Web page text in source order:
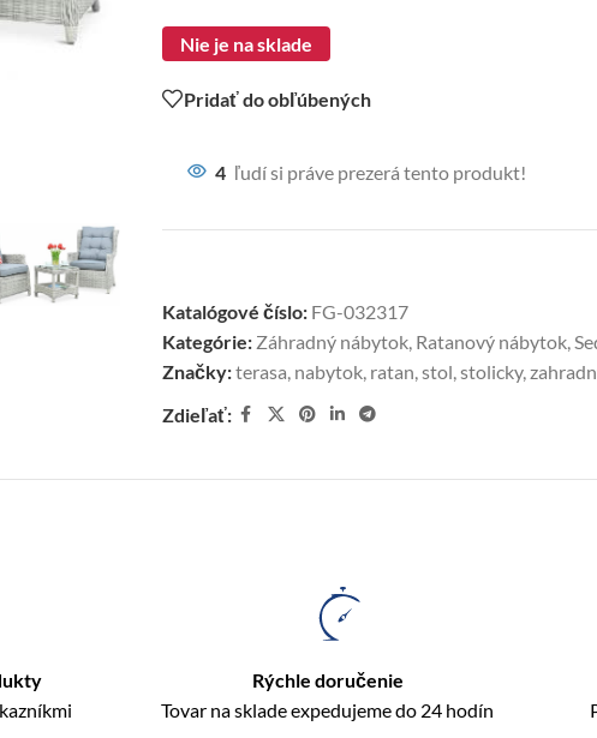
Nie je na sklade
Pridať do obľúbených
4 ľudí si práve prezerá tento produkt!
Katalógové číslo: FG-032317
Kategórie: Záhradný nábytok, Ratanový nábytok,
Značky:terasa, nabytok, ratan,stol,stolicky,
Zdieľať:
Rýchle doručenie
Tovar na sklade expedujeme do 24 hodín